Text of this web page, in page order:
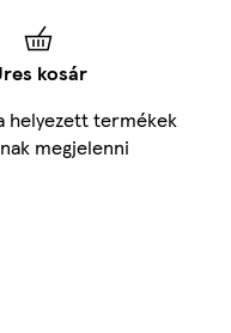
kosár
helyezett termékek
megjelenni